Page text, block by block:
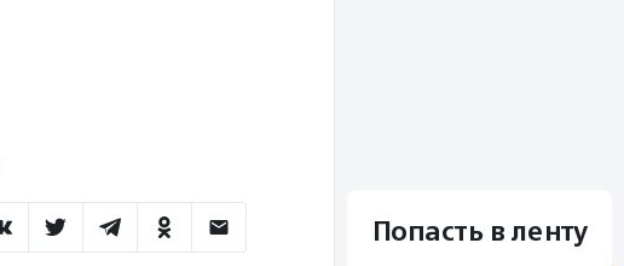
Попасть в ленту